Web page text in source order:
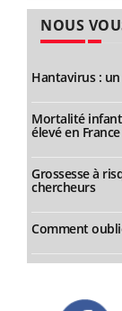
NOUS
Hantavirus :
Mortalité
élevé en France
Grossesse à
chercheurs
Comment